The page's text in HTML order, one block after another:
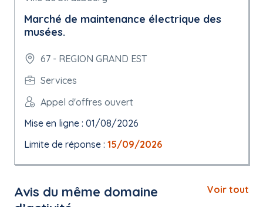
Marché de maintenance électrique des
musées.
67 - REGION GRAND EST
Services
Appel d'offres ouvert
Mise en ligne : 01/08/2026
Limite de réponse : 15/09/2026
Avis du même domaine
Voir tout